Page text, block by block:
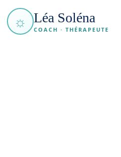
☼ Léa Soléna
COACH · THÉRAPEUTE